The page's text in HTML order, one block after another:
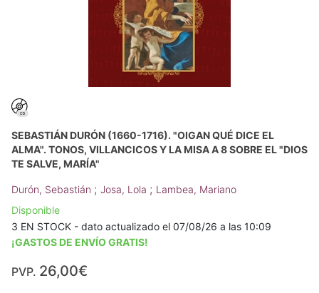
SEBASTIÁN DURÓN (1660-1716). "OIGAN QUÉ DICE EL
ALMA". TONOS, VILLANCICOS Y LA MISA A 8 SOBRE EL "DIOS
TE SALVE, MARÍA"
Durón, Sebastián ; Josa, Lola ; Lambea, Mariano
Disponible
3 EN STOCK - dato actualizado el 07/08/26 a las 10:09
¡GASTOS DE ENVÍO GRATIS!
PVP. 26,00€